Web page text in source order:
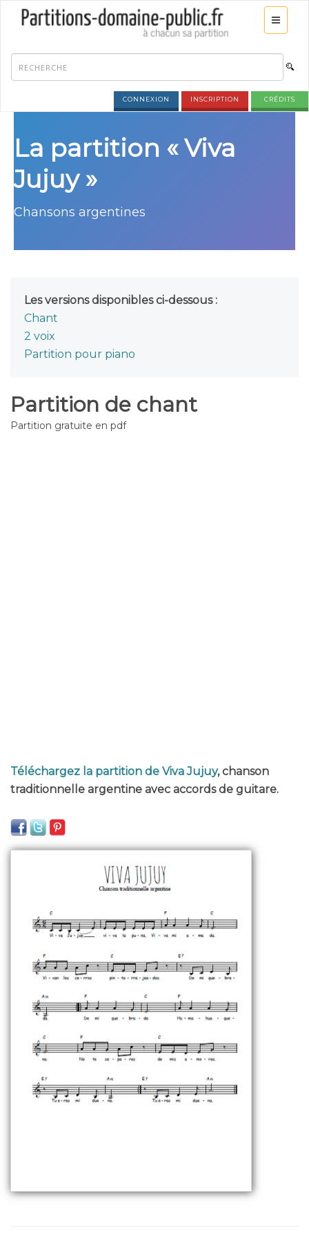
CONNEXION INSCRIPTION CRÉDITS
La partition « Viva
Jujuy »
Chansons argentines
Les versions disponibles ci-dessous :
Chant
2 voix
Partition pour piano
Partition de chant
Partition gratuite en pdf
Téléchargez la partition de Viva Jujuy, chanson
traditionnelle argentine avec accords de guitare.